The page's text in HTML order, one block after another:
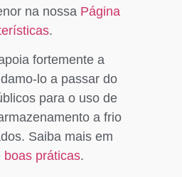
na nossa Página
.
fortemente a
lo a passar do
para o uso de
a frio
Saiba mais em
boas práticas.